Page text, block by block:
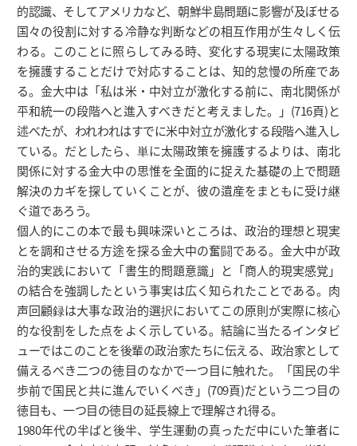
的認識、そしてアメリカなど、朝鮮半島問題に影響が及ぼせる
国々の役割に対する冷静な判断などの相互作用が生々しく伝
わる。このことに照らしてみる時、変化する現実に太陽政策
を擁護することだけで対応することは、知的怠慢の所産であ
る。金大中は「私は米・中対立が激化する前に、南北関係が
平和統一の段階へと進入すべきだと考えました。」(716頁)と
述べたが、われわれはすでに米中対立が激化する段階へ進入し
ている。だとしたら、単に太陽政策を擁護するよりは、南北
関係に対する金大中の思惟を全面的に捉えた基礎の上で問題
解決のカギを探していくことが、彼の遺産をまともに受け継
ぐ道であろう。
個人的にこの本で最も興味深いところは、政治的理想と現実
とを調和させる方途を探る金大中の奮闘である。金大中が政
治的実践において「書生的問題意識」と「商人的現実感覚」
の結合を強調したという事実は広く知られたことである。肉
声回顧録は大事な政治的選択においてこの原則が実際に核心
的な役割をした点をよく示している。結論に当たるインタビ
ューではこのことを後輩の政治家たちに伝える、政治家として
備えるべき二つの徳目のなかで一つ目に触れた。「国民の半
歩前で国民と共に進んでいくべき」(709頁)だという二つ目の
徳目も、一つ目の徳目の延長線上で理解され得る。
1980年代の半ばと後半、学生運動の真っただ中にいた筆者に